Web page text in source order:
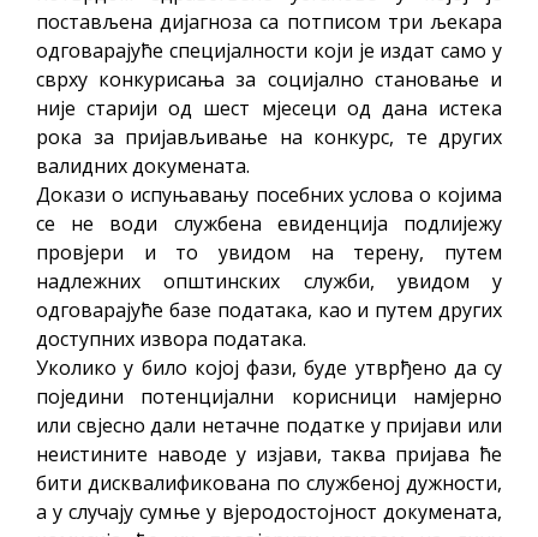
постављена дијагноза са потписом три љекара
одговарајуће специјалности који је издат само у
сврху конкурисања за социјално становање и
није старији од шест мјесеци од дана истека
рока за пријављивање на конкурс, те других
валидних докумената.
Докази о испуњавању посебних услова о којима
се не води службена евиденција подлијежу
провјери и то увидом на терену, путем
надлежних општинских служби, увидом у
одговарајуће базе података, као и путем других
доступних извора података.
Уколико у било којој фази, буде утврђено да су
поједини потенцијални корисници намјерно
или свјесно дали нетачне податке у пријави или
неистините наводе у изјави, таква пријава ће
бити дисквалификована по службеној дужности,
а у случају сумње у вјеродостојност докумената,